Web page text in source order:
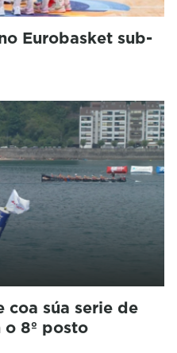
Eurobasket sub-
coa súa serie de
8º posto